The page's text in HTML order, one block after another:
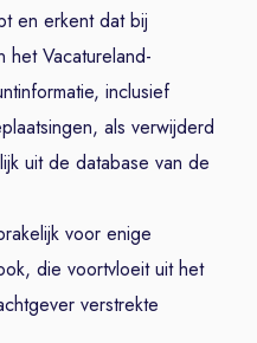
en erkent dat bij
Vacatureland-
inclusief
als verwijderd
uit de database van de
voor enige
die voortvloeit uit het
verstrekte